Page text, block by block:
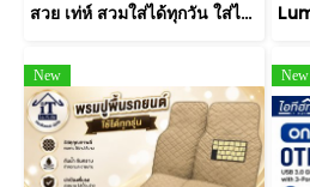
สวย เท่ห์ สวมใส่ได้ทุกวัน ใส่ได้ทุกเพศทุกวัย สนใจสั่งได้จ้า
New New